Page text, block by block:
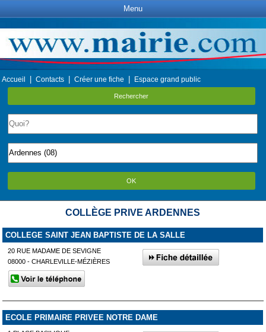
Menu
Accueil Contacts Créer une fiche Espace grand public
Rechercher
OK
COLLÈGE PRIVE ARDENNES
COLLEGE SAINT JEAN BAPTISTE DE LA SALLE
20 RUE MADAME DE SEVIGNE
08000 - CHARLEVILLE-MÉZIÈRES
ECOLE PRIMAIRE PRIVEE NOTRE DAME